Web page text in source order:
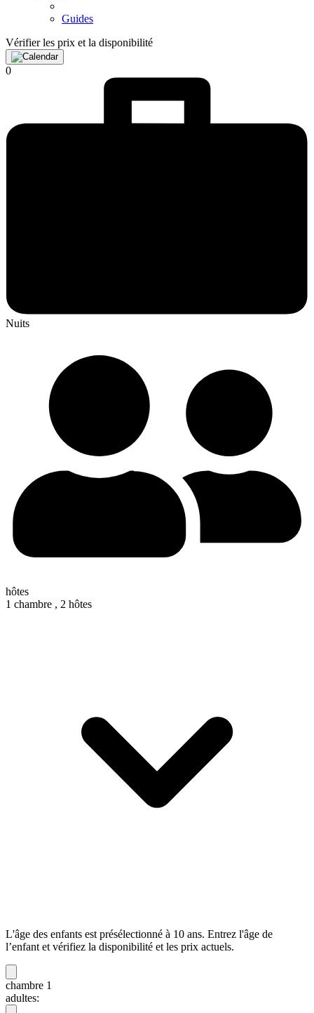
Guides
Vérifier les prix et la disponibilité
0
Nuits
hôtes
1 chambre , 2 hôtes
L'âge des enfants est présélectionné à 10 ans. Entrez l'âge de
l’enfant et vérifiez la disponibilité et les prix actuels.
chambre 1
adultes: